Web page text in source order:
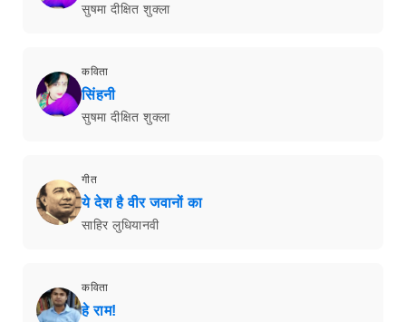
सुषमा दीक्षित शुक्ला
कविता
सिंहनी
सुषमा दीक्षित शुक्ला
गीत
ये देश है वीर जवानों का
साहिर लुधियानवी
कविता
हे राम!